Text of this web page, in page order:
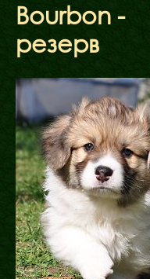
Bourbon -
резерв
ФАКТИ
БЛОГ
ГАЛЕРЕЇ